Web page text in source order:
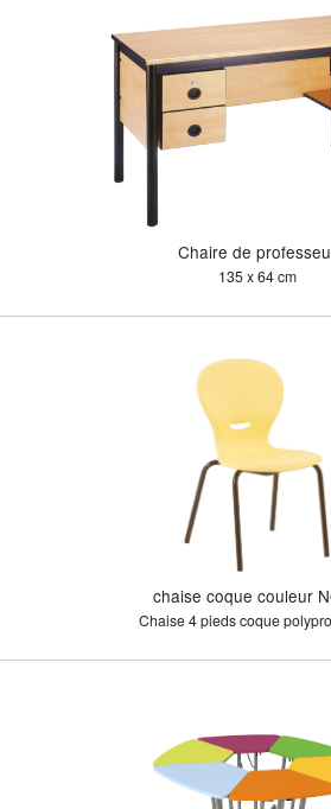
Chaire de
135 x 64 cm
chaise coque couleur
Chaise 4 pieds coque